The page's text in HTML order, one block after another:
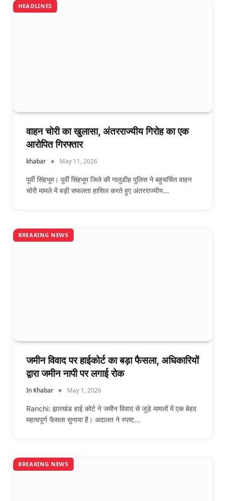
HEADLINES
वाहन चोरी का खुलासा, अंतरराज्यीय गिरोह का एक
आरोपित गिरफ्तार
khabar May 11, 2026
पूर्वी सिंहभूम। पूर्वी सिंहभूम जिले की गालुडीह पुलिस ने बहुचर्चित वाहन
चोरी मामले में बड़ी सफलता हासिल करते हुए अंतरराज्यीय…
BREAKING NEWS
जमीन विवाद पर हाईकोर्ट का बड़ा फैसला, अधिकारियों
द्वारा जमीन नापी पर लगाई रोक
In Khabar May 1, 2026
Ranchi: झारखंड हाई कोर्ट ने जमीन विवाद से जुड़े मामलों में एक बेहद
महत्वपूर्ण फैसला सुनाया है। अदालत ने स्पष्ट…
BREAKING NEWS